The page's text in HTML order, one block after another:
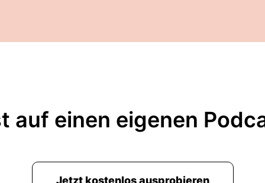
auf einen eigenen
Jetzt kostenlos ausprobieren